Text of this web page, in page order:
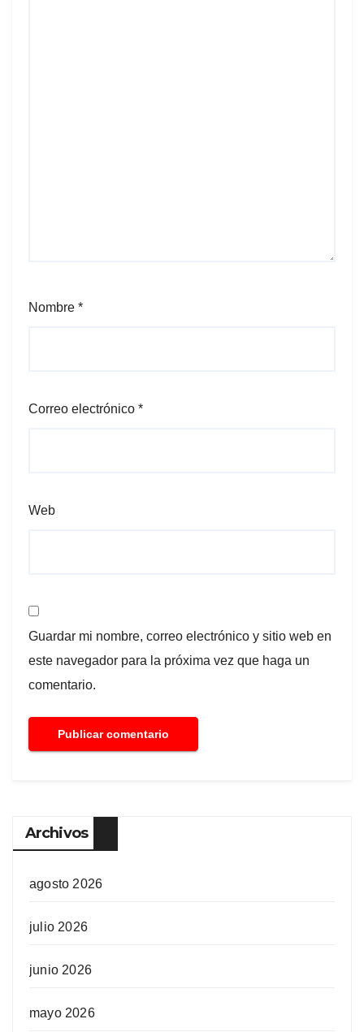
Nombre *
Correo electrónico *
Web
Guardar mi nombre, correo electrónico y sitio web en
este navegador para la próxima vez que haga un
comentario.
Archivos
agosto 2026
julio 2026
junio 2026
mayo 2026